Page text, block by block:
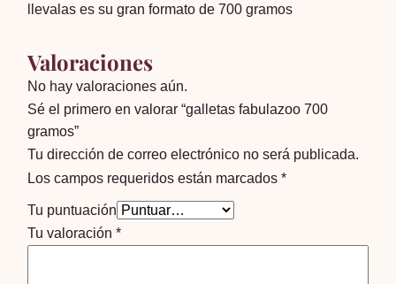
llevalas es su gran formato de 700 gramos
Valoraciones
No hay valoraciones aún.
Sé el primero en valorar “galletas fabulazoo 700
gramos”
Tu dirección de correo electrónico no será publicada.
Los campos requeridos están marcados*
Tu puntuación
Tu valoración*